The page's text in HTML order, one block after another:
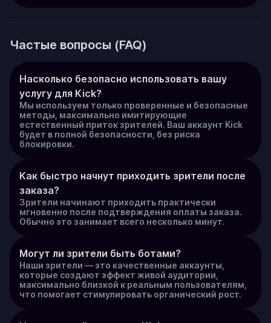
Частые вопросы (FAQ)
Насколько безопасно использовать вашу
услугу для Kick?
Мы используем только проверенные и безопасные
методы, максимально имитирующие
естественный приток зрителей. Ваш аккаунт Kick
будет в полной безопасности, без риска
блокировки.
Как быстро начнут приходить зрители после
заказа?
Зрители начинают приходить практически
мгновенно после подтверждения оплаты заказа.
Обычно это занимает всего несколько минут.
Могут ли зрители быть ботами?
Наши зрители — это качественные аккаунты,
которые создают эффект живой аудитории,
максимально близкой к реальным пользователям,
что помогает стимулировать органический рост.